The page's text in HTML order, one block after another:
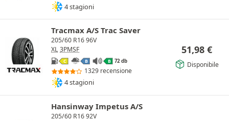
4 stagioni
Tracmax A/S Trac Saver
205/60 R16 96V
XL 3PMSF
C B B 72 db
1329 recensione
4 stagioni
51,98 €
Disponibile
Hansinway Impetus A/S
205/60 R16 92V